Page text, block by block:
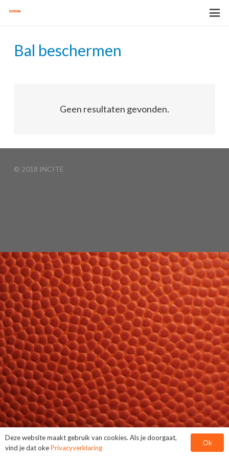
Bal beschermen
Geen resultaten gevonden.
© 2018 INCITE
Deze website maakt gebruik van cookies. Als je doorgaat,
vind je dat okePrivacyverklaring
Ok